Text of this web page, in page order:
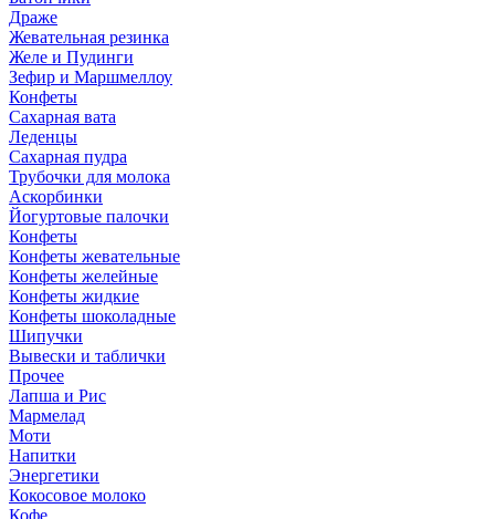
Драже
Жевательная резинка
Желе и Пудинги
Зефир и Маршмеллоу
Конфеты
Сахарная вата
Леденцы
Сахарная пудра
Трубочки для молока
Аскорбинки
Йогуртовые палочки
Конфеты
Конфеты жевательные
Конфеты желейные
Конфеты жидкие
Конфеты шоколадные
Шипучки
Вывески и таблички
Прочее
Лапша и Рис
Мармелад
Моти
Напитки
Энергетики
Кокосовое молоко
Кофе